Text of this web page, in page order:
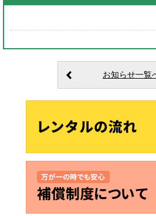
お知らせ一覧